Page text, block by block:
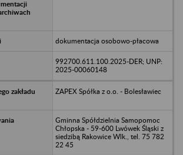
dokumentacja osobowo-płacowa
992700.611.100.2025-DER; UNP:
2025-00060148
ZAPEX Spółka z o.o. - Bolesławiec
Gminna Spółdzielnia Samopomoc
Chłopska - 59-600 Lwówek Śląski z
siedzibą Rakowice Wlk., tel. 75 782
22 45